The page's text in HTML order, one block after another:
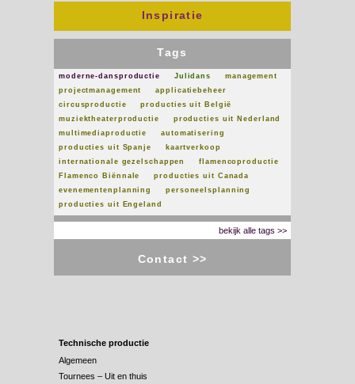
ontwikkeld vanuit de praktijk.
Inspiratie
Wat TOT en Marijcke Voorsluijs beweegt:
kunst, techniek en ondernemerschap
het wereldwijde web
TOT’s geschiedenis
de klanten van TOT.
Tags
moderne-dansproductie Julidans
management
projectmanagement
applicatiebeheer
circusproductie
producties uit België
muziektheaterproductie
producties uit Nederland
multimediaproductie
automatisering
producties uit Spanje
kaartverkoop
internationale gezelschappen
flamencoproductie
Flamenco Biënnale
producties uit Canada
evenementenplanning
personeelsplanning
producties uit Engeland
bekijk alle tags >>
Contact >>
Technische productie
Algemeen
Tournees – Uit en thuis